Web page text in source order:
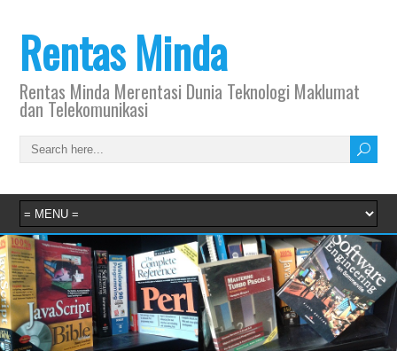
Rentas Minda
Rentas Minda Merentasi Dunia Teknologi Maklumat
dan Telekomunikasi